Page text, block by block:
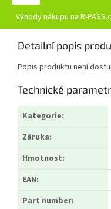
Výhody nákupu na R-
Detailní popis
Popis produktu není
Technické
Kategorie:
Záruka:
Hmotnost:
EAN:
Part number: